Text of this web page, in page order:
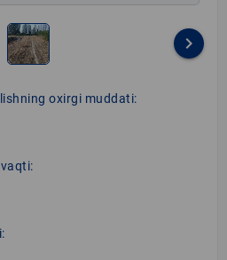
keyboard_arrow_right
oxirgi muddati: